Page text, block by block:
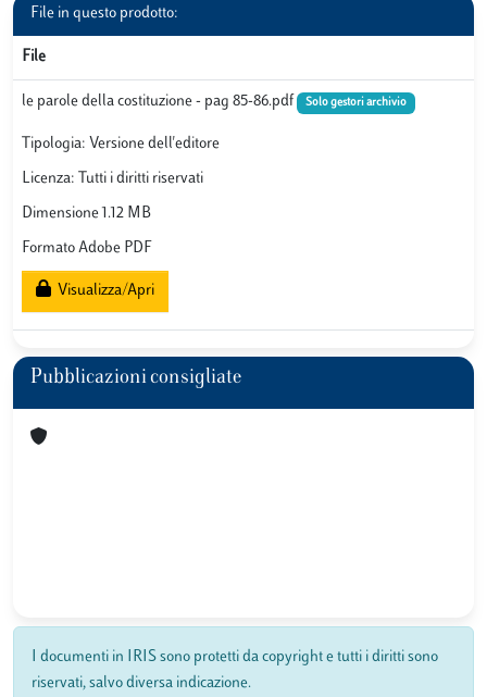
File in questo prodotto:
File
le parole della costituzione - pag 85-86.pdf Solo gestori archivio
Tipologia: Versione dell'editore
Licenza: Tutti i diritti riservati
Dimensione 1.12 MB
Formato Adobe PDF
Visualizza/Apri
Pubblicazioni consigliate
I documenti in IRIS sono protetti da copyright e tutti i diritti sono
riservati, salvo diversa indicazione.